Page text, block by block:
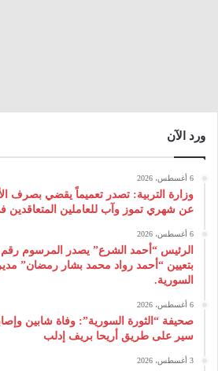
ورد الآن
6 أغسطس، 2026
وزارة التربية: تصدر تعميماً يقضي بصرف
عن شهري تموز وآب للعاملين المتعاقدين
6 أغسطس، 2026
بتعيين “أحمد رواد محمد بشار رمضان” مديراً
السورية.
6 أغسطس، 2026
صحيفة “الثورة السورية”: وفاة شابين
سير على طريق أريحا بريف إدلب
3 أغسطس، 2026